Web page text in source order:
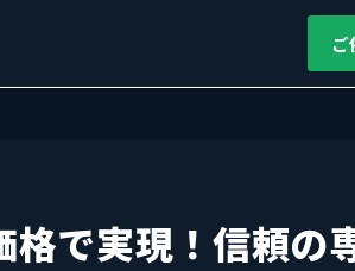
で実現！信頼の